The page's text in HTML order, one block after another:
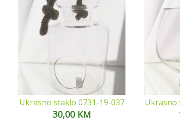
Ukrasno staklo 0731-19-037
30,00 KM
Ukrasno